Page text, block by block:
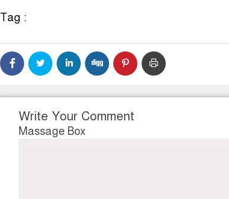
Tag :
Write Your Comment
Massage Box